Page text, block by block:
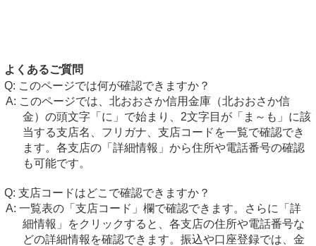
よくあるご質問
このページでは何が確認できますか？
このページでは、北おおさか信用金庫（北おおさか信
金）の頭文字「に」で始まり、2文字目が「ま～も」に該
当する支店名、フリガナ、支店コードを一覧で確認でき
ます。各支店の「詳細情報」から住所や電話番号の確認
も可能です。
支店コードはどこで確認できますか？
一覧表の「支店コード」欄で確認できます。さらに「詳
細情報」をクリックすると、各支店の住所や電話番号な
どの詳細情報を確認できます。振込や口座登録では、金